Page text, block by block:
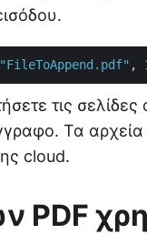
"FileToAppend.pdf" ,
τις σελίδες
Τα αρχεία
cloud.
PDF